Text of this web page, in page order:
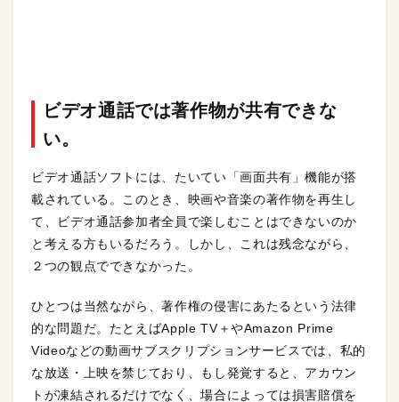
ビデオ通話では著作物が共有できな
い。
ビデオ通話ソフトには、たいてい「画面共有」機能が搭
載されている。このとき、映画や音楽の著作物を再生し
て、ビデオ通話参加者全員で楽しむことはできないのか
と考える方もいるだろう。しかし、これは残念ながら、
２つの観点でできなかった。
ひとつは当然ながら、著作権の侵害にあたるという法律
的な問題だ。たとえばApple TV＋やAmazon Prime
Videoなどの動画サブスクリプションサービスでは、私的
な放送・上映を禁じており、もし発覚すると、アカウン
トが凍結されるだけでなく、場合によっては損害賠償を